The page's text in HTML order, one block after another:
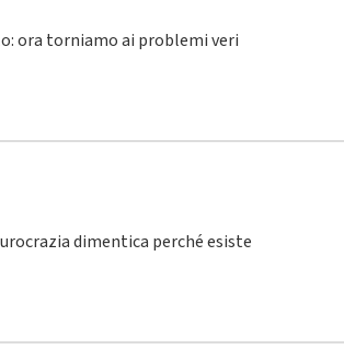
ora torniamo ai problemi veri
dimentica perché esiste